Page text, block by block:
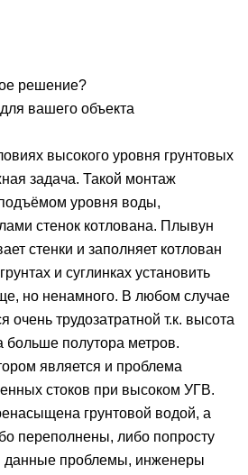
решение?
для вашего объекта
высокого уровня грунтовых
задача. Такой монтаж
уровня воды,
стенок котлована. Плывун
стенки и заполняет котлован
и суглинках установить
но ненамного. В любом случае
очень трудозатратной т.к. высота
больше полутора метров.
является и проблема
стоков при высоком УГВ.
грунтовой водой, а
переполнены, либо попросту
данные проблемы, инженеры